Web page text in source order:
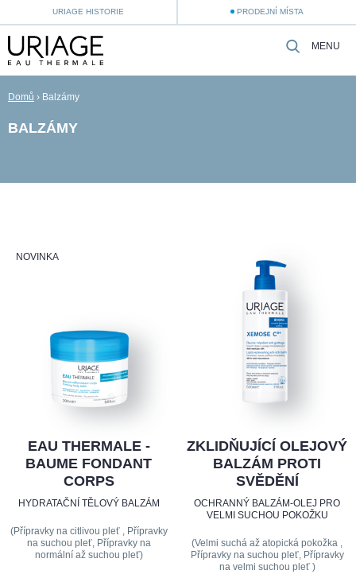
URIAGE HISTORIE PRODEJNÍ MÍSTA
MENU
Domů › Balzámy
BALZÁMY
NOVINKA
EAU THERMALE -
BAUME FONDANT
CORPS
HYDRATAČNÍ TĚLOVÝ BALZÁM
(Přípravky na citlivou pleť , Přípravky
na suchou pleť, Přípravky na
normální až suchou pleť)
ZKLIDŇUJÍCÍ OLEJOVÝ
BALZÁM PROTI
SVĚDĚNÍ
OCHRANNÝ BALZÁM-OLEJ PRO
VELMI SUCHOU POKOŽKU
(Velmi suchá až atopická pokožka ,
Přípravky na suchou pleť, Přípravky
na velmi suchou pleť )